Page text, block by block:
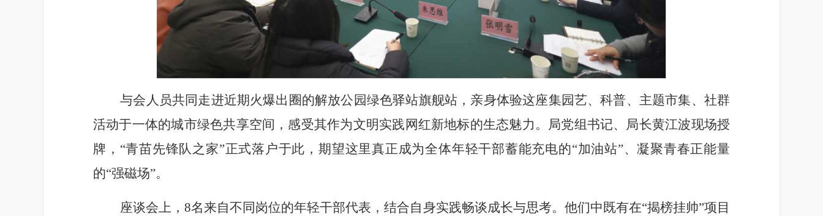
与会人员共同走进近期火爆出圈的解放公园绿色驿站旗舰站，亲身体验这座集园艺、科普、 主题市集、社群
活动于一体的城市绿色共享空间，感受其作为文明实践网红新地标的生态魅力。局党组书记、局长黄江波现场授
牌， “青苗先锋队之家”正式落户于此 ，期望这里真正成为全体年轻干部蓄能充电的“加油站”、凝聚青春正能量
的“强磁场”。
座谈会上，8名来自不同岗位的年轻干部代表，结合自身实践畅谈成长与思考。他们中既有在“揭榜挂帅”项目